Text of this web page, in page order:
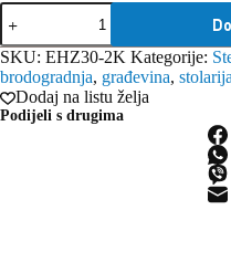
Bessey
stega
jednoručna
EHZ30-
2K
količina
SKU: EHZ30-2K Kategorije:
brodogradnja, građevina, stolarija
Dodaj na listu želja
Podijeli s drugima